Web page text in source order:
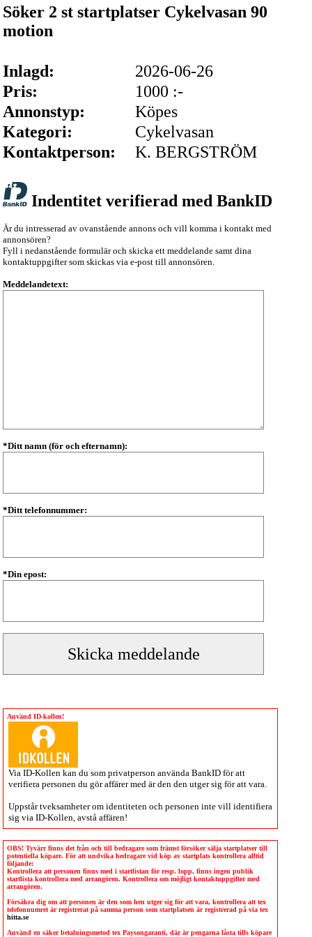
Söker 2 st startplatser Cykelvasan 90
motion
Inlagd:
2026-06-26
Pris:
1000 :-
Annonstyp:
Köpes
Kategori:
Cykelvasan
Kontaktperson:
K. BERGSTRÖM
Indentitet verifierad med BankID
Är du intresserad av ovanstående annons och vill komma i kontakt med
annonsören?
Fyll i nedanstående formulär och skicka ett meddelande samt dina
kontaktuppgifter som skickas via e-post till annonsören.
Meddelandetext:
*Ditt namn (för och efternamn):
*Ditt telefonnummer:
*Din epost:
Använd ID-kollen!
Via ID-Kollen kan du som privatperson använda BankID för att
verifiera personen du gör affärer med är den den utger sig för att vara.
Uppstår tveksamheter om identiteten och personen inte vill identifiera
sig via ID-Kollen , avstå affären!
OBS! Tyvärr finns det från och till bedragare som främst försöker sälja startplatser till
potentiella köpare. För att undvika bedragare vid köp av startplats kontrollera alltid
följande:
Kontrollera att personen finns med i startlistan för resp. lopp, finns ingen publik
startlista kontrollera med arrangören. Kontrollera om möjligt kontaktuppgifter med
arrangören.
Försäkra dig om att personen är den som hen utger sig för att vara, kontrollera att tex
telefonnumret är registrerat på samma person som startplatsen är registrerad på via tex
hitta.se
Använd en säker betalningsmetod tex Paysongaranti, där är pengarna låsta tills köpare